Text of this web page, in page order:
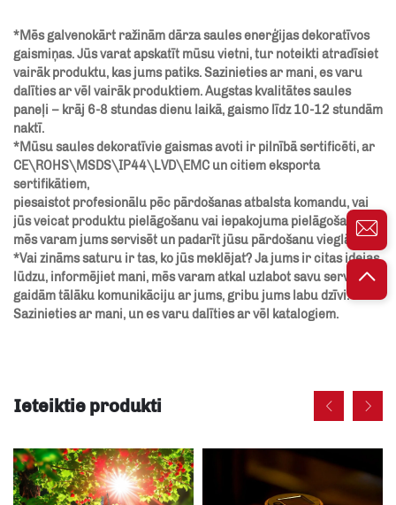
*Mēs galvenokārt ražinām dārza saules enerģijas dekoratīvos
gaismiņas. Jūs varat apskatīt mūsu vietni, tur noteikti atradīsiet
vairāk produktu, kas jums patiks. Sazinieties ar mani, es varu
dalīties ar vēl vairāk produktiem. Augstas kvalitātes saules
paneļi – krāj 6-8 stundas dienu laikā, gaismo līdz 10-12 stundām
naktī.
*Mūsu saules dekoratīvie gaismas avoti ir pilnībā sertificēti, ar
CE\ROHS\MSDS\IP44\LVD\EMC un citiem eksporta
sertifikātiem,
piesaistot profesionālu pēc pārdošanas atbalsta komandu, vai
jūs veicat produktu pielāgošanu vai iepakojuma pielāgošanu,
mēs varam jums servisēt un padarīt jūsu pārdošanu vieglāku.
*Vai zināms saturu ir tas, ko jūs meklējat? Ja jums ir citas idejas,
lūdzu, informējiet mani, mēs varam atkal uzlabot savu servisu,
gaidām tālāku komunikāciju ar jums, gribu jums labu dzīvi.
Sazinieties ar mani, un es varu dalīties ar vēl katalogiem.
Ieteiktie produkti